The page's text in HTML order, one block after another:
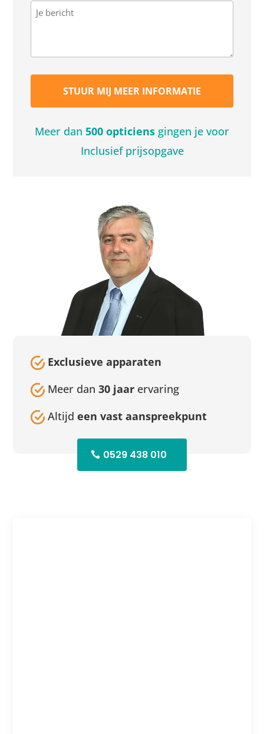
Meer dan 500 opticiens gingen je voor
Inclusief prijsopgave
Exclusieve apparaten
Meer dan30 jaar ervaring
Altijd een vast aanspreekpunt
0529 438 010